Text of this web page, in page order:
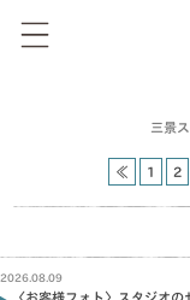
三景
≪ 1 2
2026.08.09
〈お客様フォト〉スタジオ